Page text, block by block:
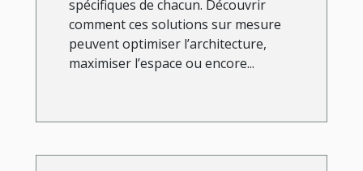
spécifiques de chacun. Découvrir
comment ces solutions sur mesure
peuvent optimiser l’architecture,
maximiser l’espace ou encore...